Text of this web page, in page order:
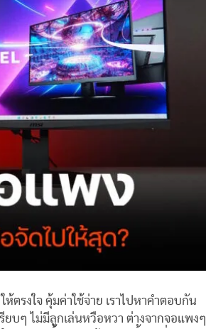
ตรงใจ คุ้มค่าใช้จ่าย เราไปหาคำตอบกัน
ยบๆ ไม่มีลูกเล่นหวือหวา ต่างจากจอแพงๆ